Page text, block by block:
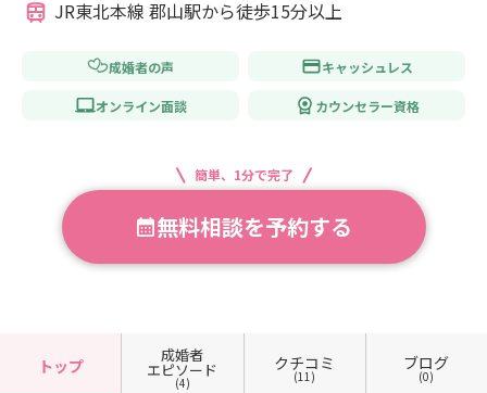
JR東北本線 郡山駅から徒歩15分以上
成婚者の声 キャッシュレス
オンライン面談 カウンセラー資格
簡単、1分で完了
無料相談を予約する
トップ
成婚者
エピソード
(4)
クチコミ
(11)
ブログ
(0)